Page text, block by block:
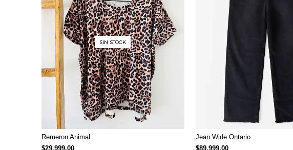
SIN STOCK
Remeron Animal
$29.999,00
Jean Wide Ontario
$89.999,00